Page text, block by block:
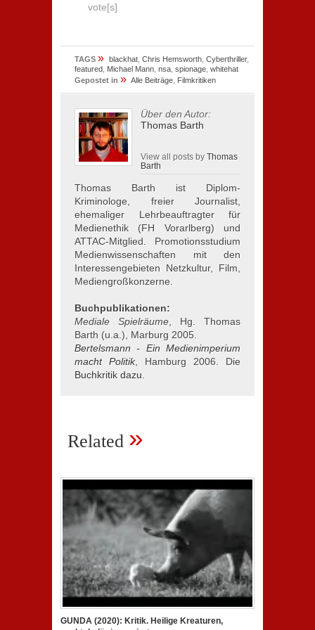
vote[s]
TAGS » blackhat Chris Hemsworth Cyberthriller,
featured Michael Mann nsa spionage whitehat
Gepostet in » Alle Beiträge Filmkritiken
Über den Autor:
Thomas Barth
View all posts by Thomas
Barth
Thomas Barth ist Diplom-
Kriminologe, freier Journalist,
ehemaliger Lehrbeauftragter für
Medienethik (FH Vorarlberg) und
ATTAC-Mitglied. Promotionsstudium
Medienwissenschaften mit den
Interessengebieten Netzkultur, Film,
Mediengroßkonzerne.
Buchpublikationen:
Mediale Spielräume , Hg. Thomas
Barth (u.a.), Marburg 2005.
Bertelsmann - Ein Medienimperium
macht Politik, Hamburg 2006. Die
Buchkritik dazu.
Related »
GUNDA (2020): Kritik. Heilige Kreaturen,